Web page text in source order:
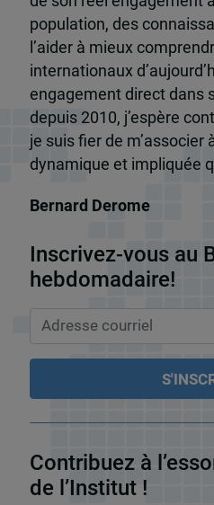
population, des
l’aider à mieux
internationaux
engagement direct dans
depuis 2010, j’espère
je suis fier de m’associer
dynamique et impliquée
Bernard Derome
Inscrivez-vous au
hebdomadaire!
Contribuez à
de l’Institut !